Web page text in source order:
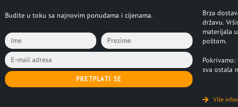
Budite u toku sa najnovim ponudama i cijenama.
PRETPLATI SE
Brza
državu.
materijala
poštom.
Pokrivamo:
sva ostala
Više